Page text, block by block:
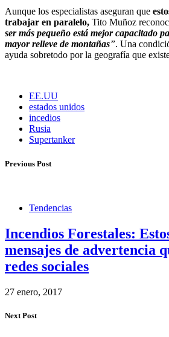
Aunque los especialistas aseguran que
trabajar en paralelo, Tito Muñoz
ser más pequeño está mejor capacitado
mayor relieve de montañas”. Una
ayuda sobretodo por la geografía que
EE.UU
estados unidos
incedios
Rusia
Supertanker
Previous Post
Tendencias
Incendios Forestales:
mensajes de advertencia
redes sociales
27 enero, 2017
Next Post